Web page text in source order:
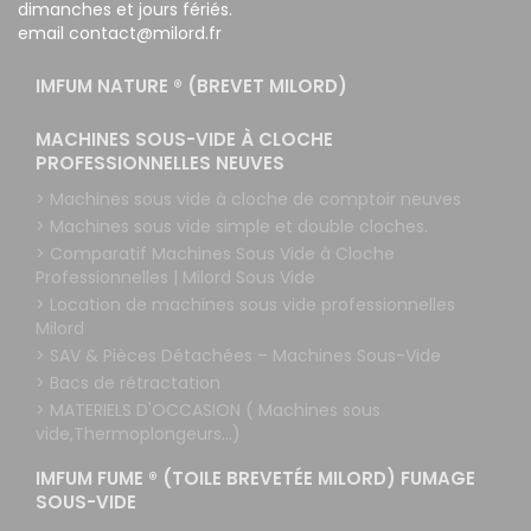
dimanches et jours fériés.
email contact@milord.fr
IMFUM NATURE ® (BREVET MILORD)
MACHINES SOUS-VIDE À CLOCHE
PROFESSIONNELLES NEUVES
> Machines sous vide à cloche de comptoir neuves
> Machines sous vide simple et double cloches.
> Comparatif Machines Sous Vide à Cloche
Professionnelles | Milord Sous Vide
> Location de machines sous vide professionnelles
Milord
> SAV & Pièces Détachées – Machines Sous-Vide
> Bacs de rétractation
> MATERIELS D'OCCASION ( Machines sous
vide,Thermoplongeurs...)
IMFUM FUME ® (TOILE BREVETÉE MILORD) FUMAGE
SOUS-VIDE